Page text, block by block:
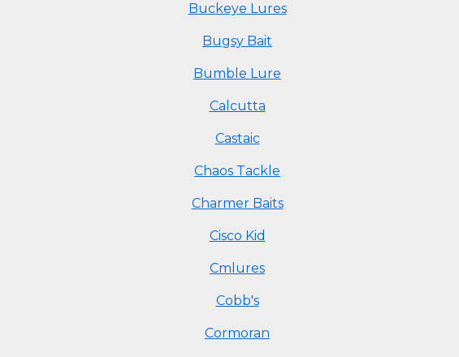
Buckeye Lures
Bugsy Bait
Bumble Lure
Calcutta
Castaic
Chaos Tackle
Charmer Baits
Cisco Kid
Cmlures
Cobb's
Cormoran